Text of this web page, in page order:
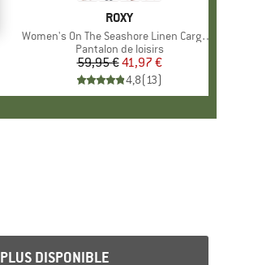
MARQUE
ROXY
Article
Women's On The Seashore Linen Cargo Trousers
Product group
Pantalon de loisirs
Prix
59,95 €Prix réduit
41,97 €
4,8(13)
PLUS DISPONIBLE